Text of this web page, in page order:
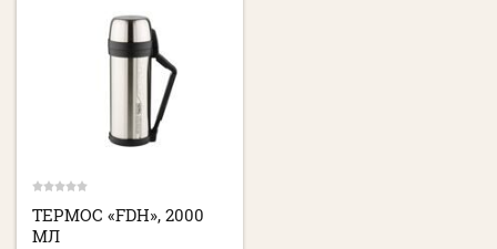
ТЕРМОС «FDH», 2000
МЛ